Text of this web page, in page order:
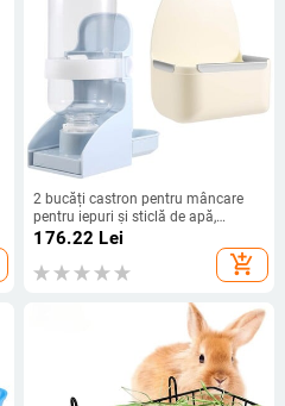
2 bucăți castron pentru mâncare
pentru iepuri și sticlă de apă,
dozator automat de apă agățat,
vas pentru animale mici, hrănitor
cușcă din plastic (alb)
176.22 Lei
add_shopping_cart